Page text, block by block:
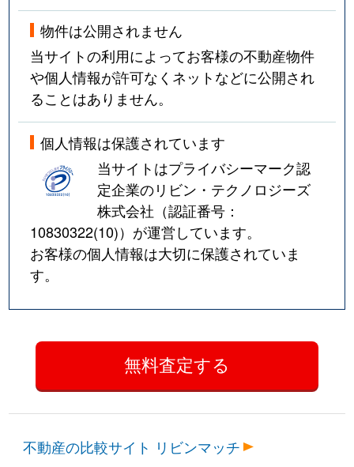
物件は公開されません
当サイトの利用によってお客様の不動産物件
や個人情報が許可なくネットなどに公開され
ることはありません。
個人情報は保護されています
当サイトはプライバシーマーク認
定企業のリビン・テクノロジーズ
株式会社（認証番号：
10830322(10)）が運営しています。
お客様の個人情報は大切に保護されていま
す。
不動産の比較サイト リビンマッチ